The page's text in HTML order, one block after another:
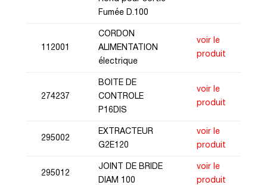
Fumée D.100
112001
CORDON
ALIMENTATION
électrique
voir le
produit
274237
BOITE DE
CONTROLE
P16DIS
voir le
produit
295002
EXTRACTEUR
G2E120
voir le
produit
295012
JOINT DE BRIDE
DIAM 100
voir le
produit